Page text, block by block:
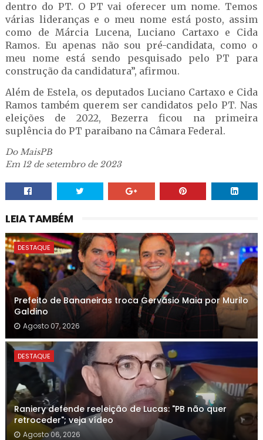
dentro do PT. O PT vai oferecer um nome. Temos
várias lideranças e o meu nome está posto, assim
como de Márcia Lucena, Luciano Cartaxo e Cida
Ramos. Eu apenas não sou pré-candidata, como o
meu nome está sendo pesquisado pelo PT para
construção da candidatura”, afirmou.
Além de Estela, os deputados Luciano Cartaxo e Cida
Ramos também querem ser candidatos pelo PT. Nas
eleições de 2022, Bezerra ficou na primeira
suplência do PT paraibano na Câmara Federal.
Do MaisPB
Em 12 de setembro de 2023
LEIA TAMBÉM
DESTAQUE
Prefeito de Bananeiras troca Gervásio Maia por Murilo
Galdino
Agosto 07, 2026
DESTAQUE
Raniery defende reeleição de Lucas: "PB não quer
retroceder"; veja vídeo
Agosto 06, 2026